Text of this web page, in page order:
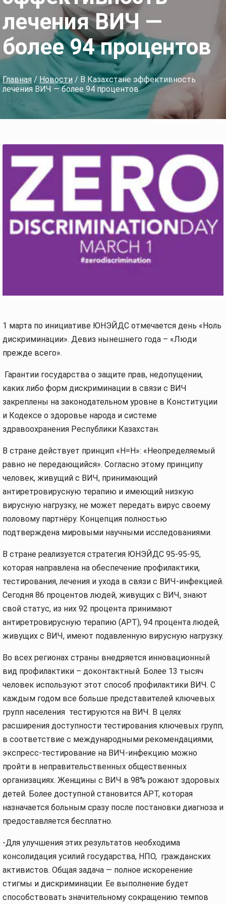
лечения ВИЧ —
более 94 процентов
Главная / Новости / В Казахстане эффективность
лечения ВИЧ — более 94 процентов
1 марта по инициативе ЮНЭЙДС отмечается день «Ноль
дискриминации». Девиз нынешнего года – «Люди
прежде всего».
Гарантии государства о защите прав, недопущении,
каких либо форм дискриминации в связи с ВИЧ
закреплены на законодательном уровне в Конституции
и Кодексе о здоровье народа и системе
здравоохранения Республики Казахстан.
В стране действует принцип «Н=Н»: «Неопределяемый
равно не передающийся». Согласно этому принципу
человек, живущий с ВИЧ, принимающий
антиретровирусную терапию и имеющий низкую
вирусную нагрузку, не может передать вирус своему
половому партнёру. Концепция полностью
подтверждена мировыми научными исследованиями.
В стране реализуется стратегия ЮНЭЙДС 95-95-95,
которая направлена на обеспечение профилактики,
тестирования, лечения и ухода в связи с ВИЧ-инфекцией.
Сегодня 86 процентов людей, живущих с ВИЧ, знают
свой статус, из них 92 процента принимают
антиретровирусную терапию (АРТ), 94 процента людей,
живущих с ВИЧ, имеют подавленную вирусную нагрузку.
Во всех регионах страны внедряется инновационный
вид профилактики – доконтактный. Более 13 тысяч
человек используют этот способ профилактики ВИЧ. С
каждым годом все больше представителей ключевых
групп населения тестируются на ВИЧ. В целях
расширения доступности тестирования ключевых групп,
в соответствие с международными рекомендациями,
экспресс-тестирование на ВИЧ-инфекцию можно
пройти в неправительственных общественных
организациях. Женщины с ВИЧ в 98% рожают здоровых
детей. Более доступной становится АРТ, которая
назначается больным сразу после постановки диагноза и
предоставляется бесплатно.
-Для улучшения этих результатов необходима
консолидация усилий государства, НПО, гражданских
активистов. Общая задача — полное искоренение
стигмы и дискриминации. Ее выполнение будет
способствовать значительному сокращению темпов